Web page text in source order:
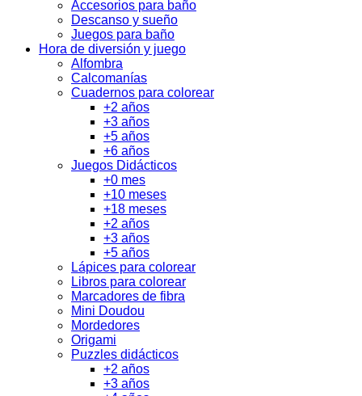
Accesorios para baño
Descanso y sueño
Juegos para baño
Hora de diversión y juego
Alfombra
Calcomanías
Cuadernos para colorear
+2 años
+3 años
+5 años
+6 años
Juegos Didácticos
+0 mes
+10 meses
+18 meses
+2 años
+3 años
+5 años
Lápices para colorear
Libros para colorear
Marcadores de fibra
Mini Doudou
Mordedores
Origami
Puzzles didácticos
+2 años
+3 años